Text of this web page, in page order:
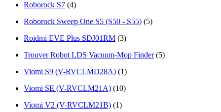
Roborock S7 (4)
Roborock Sweep One S5 (S50 - S55) (5)
Roidmi EVE Plus SDJ01RM (3)
Trouver Robot LDS Vacuum-Mop Finder (5)
Viomi S9 (V-RVCLMD28A) (1)
Viomi SE (V-RVСLМ21А) (10)
Viomi V2 (V-RVCLM21B) (1)